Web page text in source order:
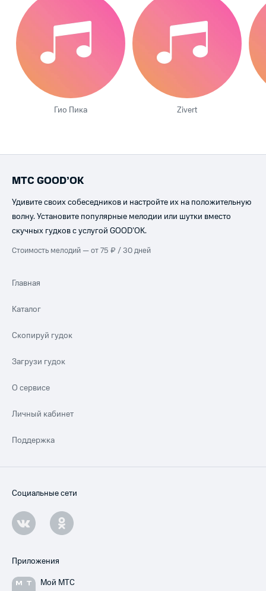
Гио Пика Zivert
МТС GOOD’OK
Удивите своих собеседников и настройте их на положительную
волну. Установите популярные мелодии или шутки вместо
скучных гудков с услугой GOOD’OK.
Стоимость мелодий — от 75 ₽ / 30 дней
Главная
Каталог
Скопируй гудок
Загрузи гудок
О сервисе
Личный кабинет
Поддержка
Социальные сети
Приложения
Мой МТС